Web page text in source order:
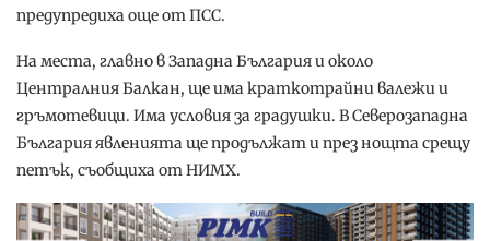
предупредиха още от ПСС.
На места, главно в Западна България и около
Централния Балкан, ще има краткотрайни валежи и
гръмотевици. Има условия за градушки. В Северозападна
България явленията ще продължат и през нощта срещу
петък, съобщиха от НИМХ.